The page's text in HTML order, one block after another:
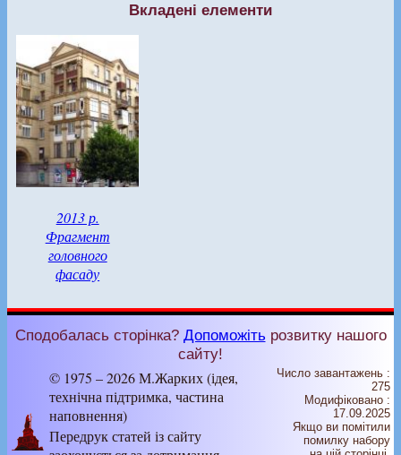
Вкладені елементи
2013 р.
Фрагмент
головного
фасаду
Сподобалась сторінка? Допоможіть розвитку нашого
сайту!
© 1975 – 2026 М.Жарких (ідея,
технічна підтримка, частина
наповнення)
Передрук статей із сайту
Число завантажень :
275
Модифіковано :
17.09.2025
Якщо ви помітили
помилку набору